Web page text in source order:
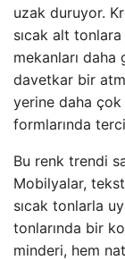
uzak duruyor.
sıcak alt
mekanları daha
davetkar bir
yerine daha çok
formlarında
Bu renk trendi
Mobilyalar,
sıcak tonlarla
tonlarında bir
minderi, hem